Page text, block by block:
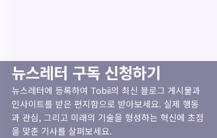
뉴스레터 구독 신청하기
뉴스레터에 등록하여 Tobii의 최신 블로그 게시물과
인사이트를 받은 편지함으로 받아보세요. 실제 행동
과 관심, 그리고 미래의 기술을 형성하는 혁신에 초점
을 맞춘 기사를 살펴보세요.